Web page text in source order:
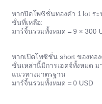
หากปิดโพซิชั่นทองคำ 1 lot ร
ชั่นที่เหลือ:
มาร์จิ้นรวมทั้งหมด = 9 × 300
หากเปิดโพซิชั่น short ของทอ
ชั่นเหล่านี้มีการเฮดจ์ทั้งหมด ม
แนวทางมาตรฐาน
มาร์จิ้นรวมทั้งหมด = 0 USD